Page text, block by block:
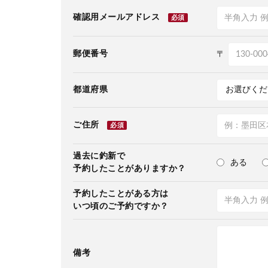
確認用メールアドレス 必須
郵便番号 〒
都道府県
ご住所 必須
過去に釣新で
予約したことがありますか？
ある
予約したことがある方は
いつ頃のご予約ですか？
備考